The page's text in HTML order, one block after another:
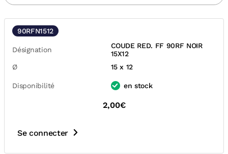
90RFN1512
Désignation
COUDE RED. FF 90RF NOIR
15X12
Ø
15 x 12
Disponibilité en stock
2,00€
Se connecter